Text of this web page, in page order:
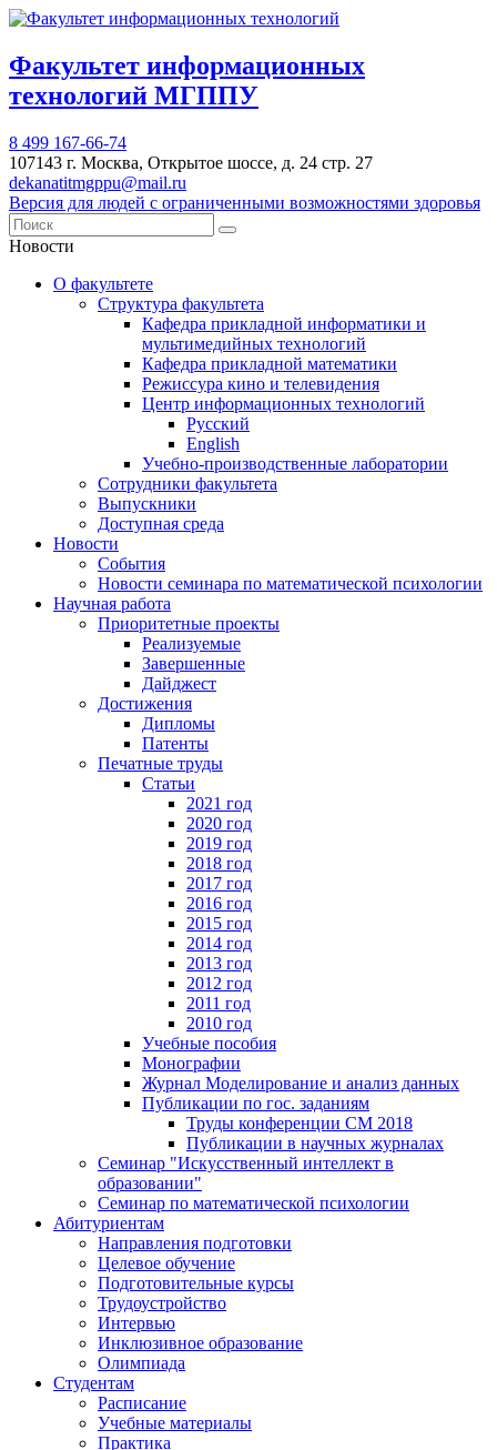
Факультет информационных
технологий МГППУ
8 499 167-66-74
107143 г. Москва, Открытое шоссе, д. 24 стр. 27
dekanatitmgppu@mail.ru
Версия для людей с ограниченными возможностями здоровья
Новости
О факультете
Структура факультета
Кафедра прикладной информатики и
мультимедийных технологий
Кафедра прикладной математики
Режиссура кино и телевидения
Центр информационных технологий
Русский
English
Учебно-производственные лаборатории
Сотрудники факультета
Выпускники
Доступная среда
Новости
События
Новости семинара по математической психологии
Научная работа
Приоритетные проекты
Реализуемые
Завершенные
Дайджест
Достижения
Дипломы
Патенты
Печатные труды
Статьи
2021 год
2020 год
2019 год
2018 год
2017 год
2016 год
2015 год
2014 год
2013 год
2012 год
2011 год
2010 год
Учебные пособия
Монографии
Журнал Моделирование и анализ данных
Публикации по гос. заданиям
Труды конференции CM 2018
Публикации в научных журналах
Семинар "Искусственный интеллект в
образовании"
Семинар по математической психологии
Абитуриентам
Направления подготовки
Целевое обучение
Подготовительные курсы
Трудоустройство
Интервью
Инклюзивное образование
Олимпиада
Студентам
Расписание
Учебные материалы
Практика